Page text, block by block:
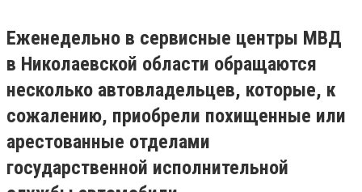
Еженедельно в сервисные центры МВД
в Николаевской области обращаются
несколько автовладельцев, которые, к
сожалению, приобрели похищенные или
арестованные отделами
государственной исполнительной